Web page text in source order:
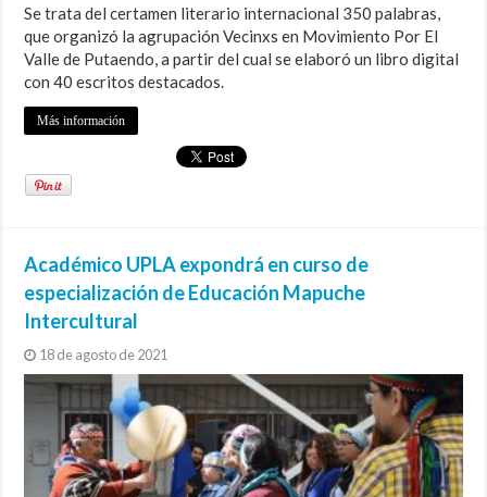
Se trata del certamen literario internacional 350 palabras,
que organizó la agrupación Vecinxs en Movimiento Por El
Valle de Putaendo, a partir del cual se elaboró un libro digital
con 40 escritos destacados.
Más información
Académico UPLA expondrá en curso de
especialización de Educación Mapuche
Intercultural
18 de agosto de 2021